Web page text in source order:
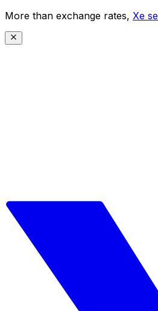
More than exchange rates, Xe